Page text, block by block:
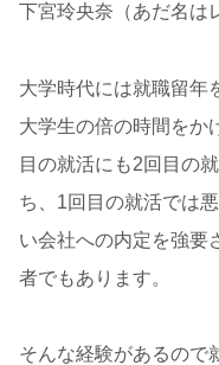
下宮玲央奈（あだ名は
大学時代には就職留年
大学生の倍の時間をか
目の就活にも2回目の
ち、1回目の就活では
い会社への内定を強要
者でもあります。
そんな経験があるので